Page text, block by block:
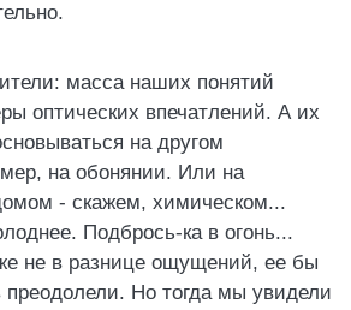
масса наших понятий
оптических впечатлений. А их
на другом
на обонянии. Или на
- скажем, химическом...
Подбрось-ка в огонь...
не в разнице ощущений, ее бы
преодолели. Но тогда мы увидели